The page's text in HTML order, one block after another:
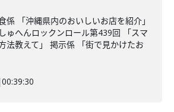
係 「沖縄県内のおいしいお店を紹介」
ゅへんロックンロール第439回 「スマ
法教えて」 掲示係 「街で見かけたお
00:39:30